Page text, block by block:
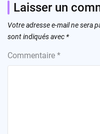
Laisser un
Votre adresse e-mail ne sera
sont indiqués avec *
Commentaire *